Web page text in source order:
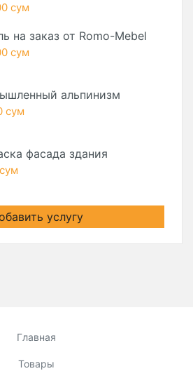
сум
на заказ от Romo-Mebel
сум
альпинизм
сум
фасада здания
услугу
Главная
Товары